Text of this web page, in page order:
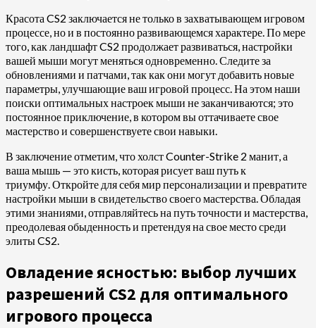
Красота CS2 заключается не только в захватывающем игровом
процессе, но и в постоянно развивающемся характере. По мере
того, как ландшафт CS2 продолжает развиваться, настройки
вашей мыши могут меняться одновременно. Следите за
обновлениями и патчами, так как они могут добавить новые
параметры, улучшающие ваш игровой процесс. На этом наши
поиски оптимальных настроек мыши не заканчиваются; это
постоянное приключение, в котором вы оттачиваете свое
мастерство и совершенствуете свои навыки.
В заключение отметим, что холст Counter-Strike 2 манит, а
ваша мышь — это кисть, которая рисует ваш путь к
триумфу. Откройте для себя мир персонализации и превратите
настройки мыши в свидетельство своего мастерства. Обладая
этими знаниями, отправляйтесь на путь точности и мастерства,
преодолевая обыденность и претендуя на свое место среди
элиты CS2.
Овладение ясностью: выбор лучших
разрешений CS2 для оптимального
игрового процесса